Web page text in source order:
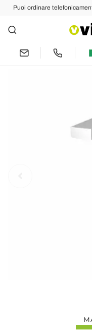
Puoi ordinare
Indietro
Miscelatore
Laterale di